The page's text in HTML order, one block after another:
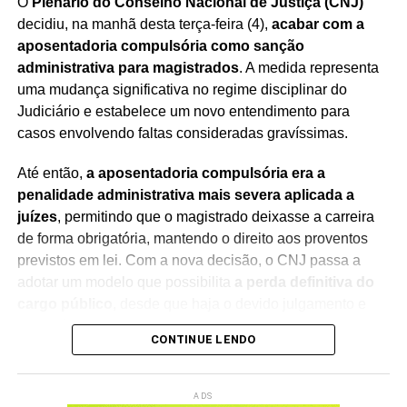
decidiu, na manhã desta terça-feira (4), acabar com a
aposentadoria compulsória como sanção
administrativa para magistrados. A medida representa
uma mudança significativa no regime disciplinar do
Judiciário e estabelece um novo entendimento para
casos envolvendo faltas consideradas gravíssimas.
Até então, a aposentadoria compulsória era a
penalidade administrativa mais severa aplicada a
juízes, permitindo que o magistrado deixasse a carreira
de forma obrigatória, mantendo o direito aos proventos
previstos em lei. Com a nova decisão, o CNJ passa a
adotar um modelo que possibilita
a perda definitiva do
observância das regras constitucionais.
CONTINUE LENDO
ADS